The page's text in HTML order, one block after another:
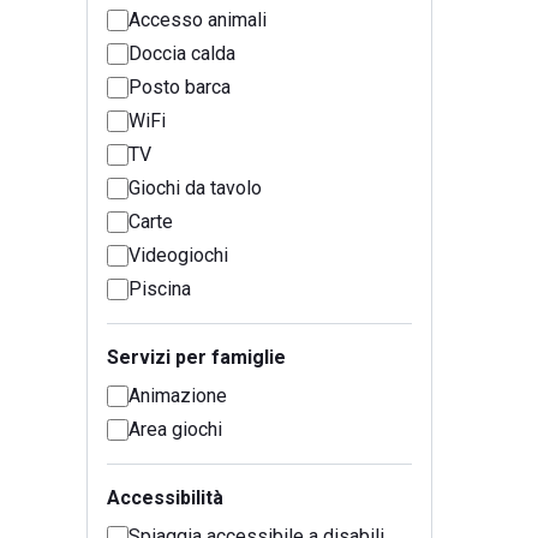
Accesso animali
Doccia calda
Posto barca
WiFi
TV
Giochi da tavolo
Carte
Videogiochi
Piscina
Servizi per famiglie
Animazione
Area giochi
Accessibilità